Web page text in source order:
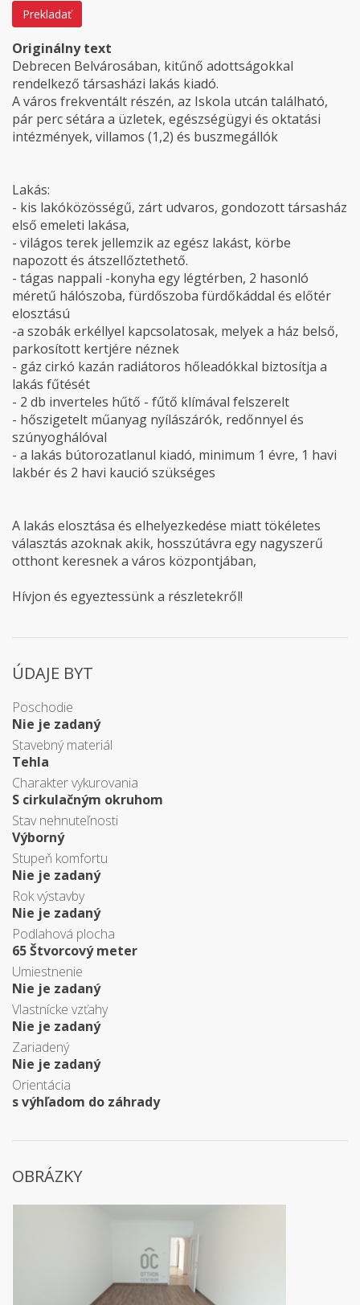
Prekladať
Originálny text
Debrecen Belvárosában, kitűnő adottságokkal
rendelkező társasházi lakás kiadó.
A város frekventált részén, az Iskola utcán található,
pár perc sétára a üzletek, egészségügyi és oktatási
intézmények, villamos (1,2) és buszmegállók
Lakás:
- kis lakóközösségű, zárt udvaros, gondozott társasház
első emeleti lakása,
- világos terek jellemzik az egész lakást, körbe
napozott és átszellőztethető.
- tágas nappali -konyha egy légtérben, 2 hasonló
méretű hálószoba, fürdőszoba fürdőkáddal és előtér
elosztású
-a szobák erkéllyel kapcsolatosak, melyek a ház belső,
parkosított kertjére néznek
- gáz cirkó kazán radiátoros hőleadókkal biztosítja a
lakás fűtését
- 2 db inverteles hűtő - fűtő klímával felszerelt
- hőszigetelt műanyag nyílászárók, redőnnyel és
szúnyoghálóval
- a lakás bútorozatlanul kiadó, minimum 1 évre, 1 havi
lakbér és 2 havi kaució szükséges
A lakás elosztása és elhelyezkedése miatt tökéletes
választás azoknak akik, hosszútávra egy nagyszerű
otthont keresnek a város központjában,
Hívjon és egyeztessünk a részletekről!
ÚDAJE BYT
Poschodie
Nie je zadaný
Stavebný materiál
Tehla
Charakter vykurovania
S cirkulačným okruhom
Stav nehnuteľnosti
Výborný
Stupeň komfortu
Nie je zadaný
Rok výstavby
Nie je zadaný
Podlahová plocha
65 Štvorcový meter
Umiestnenie
Nie je zadaný
Vlastnícke vzťahy
Nie je zadaný
Zariadený
Nie je zadaný
Orientácia
s výhľadom do záhrady
OBRÁZKY